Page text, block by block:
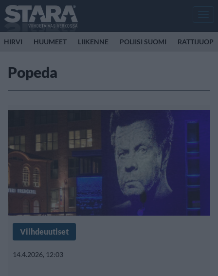
HIRVI HUUMEET LIIKENNE POLIISI SUOMI
Popeda
Viihdeuutiset
14.4.2026, 12:03